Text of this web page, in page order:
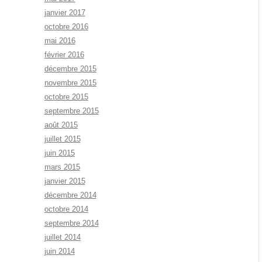
janvier 2017
octobre 2016
mai 2016
février 2016
décembre 2015
novembre 2015
octobre 2015
septembre 2015
août 2015
juillet 2015
juin 2015
mars 2015
janvier 2015
décembre 2014
octobre 2014
septembre 2014
juillet 2014
juin 2014